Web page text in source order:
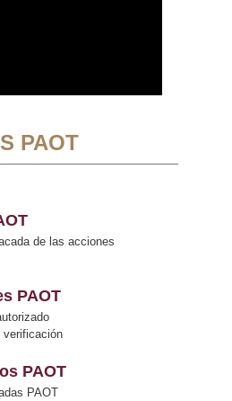
PAOT
de las acciones
PAOT
verificación
PAOT
PAOT